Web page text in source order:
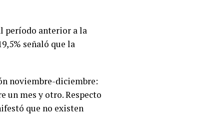
período anterior a la
señaló que la
noviembre-diciembre:
un mes y otro. Respecto
que no existen